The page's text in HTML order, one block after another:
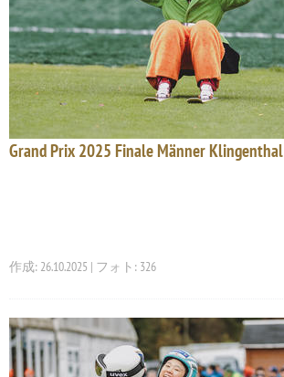
Grand Prix 2025 Finale Männer Klingenthal
作成: 26.10.2025 | フォト: 326